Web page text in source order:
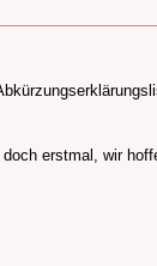
erstmal, wir